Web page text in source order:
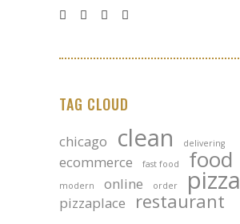
TAG CLOUD
chicago clean delivering
ecommerce fast food food
modern online order pizza
pizzaplace restaurant